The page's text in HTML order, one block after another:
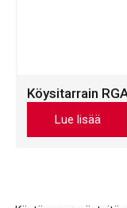
Köysitarrain
Lue lisää